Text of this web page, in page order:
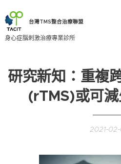
台灣TMS整合治療聯盟
身心症腦刺激治療專業診所
研究新知：重複
(rTMS)或可
2021-